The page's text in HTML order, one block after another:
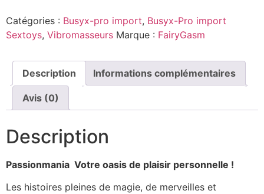
Catégories : Busyx-pro import, Busyx-Pro import
Sextoys, Vibromasseurs Marque : FairyGasm
Description Informations complémentaires
Avis (0)
Description
Passionmania  Votre oasis de plaisir personnelle !
Les histoires pleines de magie, de merveilles et